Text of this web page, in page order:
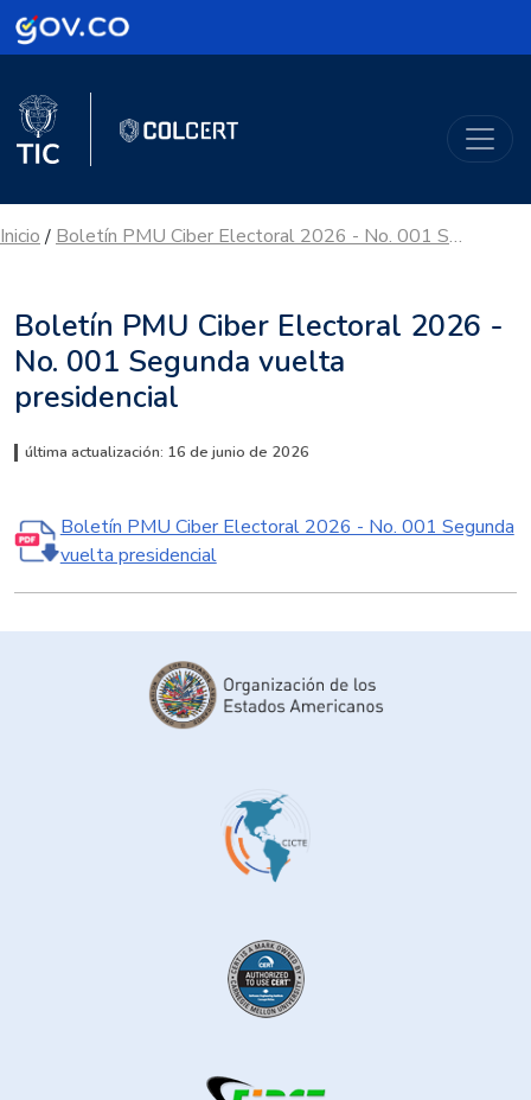
ColCERT
Inicio/ Boletín PMU Ciber Electoral 2026 - No. 001 Segunda vuelta presidencial
Boletín PMU Ciber Electoral 2026 -
No. 001 Segunda vuelta
presidencial
última actualización: 16 de junio de 2026
Boletín PMU Ciber Electoral 2026 - No. 001 Segunda
vuelta presidencial